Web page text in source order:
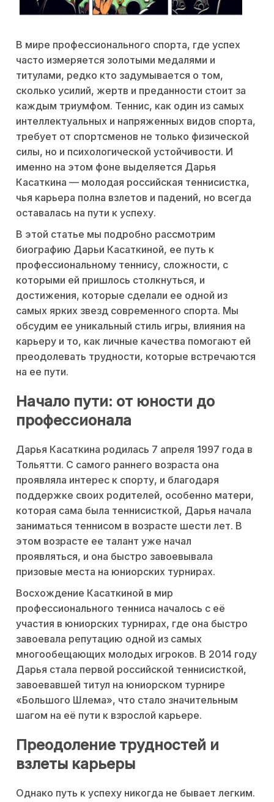
В мире профессионального спорта, где успех
часто измеряется золотыми медалями и
титулами, редко кто задумывается о том,
сколько усилий, жертв и преданности стоит за
каждым триумфом. Теннис, как один из самых
интеллектуальных и напряженных видов спорта,
требует от спортсменов не только физической
силы, но и психологической устойчивости. И
именно на этом фоне выделяется Дарья
Касаткина — молодая российская теннисистка,
чья карьера полна взлетов и падений, но всегда
оставалась на пути к успеху.
В этой статье мы подробно рассмотрим
биографию Дарьи Касаткиной, ее путь к
профессиональному теннису, сложности, с
которыми ей пришлось столкнуться, и
достижения, которые сделали ее одной из
самых ярких звезд современного спорта. Мы
обсудим ее уникальный стиль игры, влияния на
карьеру и то, как личные качества помогают ей
преодолевать трудности, которые встречаются
на ее пути.
Начало пути: от юности до
профессионала
Дарья Касаткина родилась 7 апреля 1997 года в
Тольятти. С самого раннего возраста она
проявляла интерес к спорту, и благодаря
поддержке своих родителей, особенно матери,
которая сама была теннисисткой, Дарья начала
заниматься теннисом в возрасте шести лет. В
этом возрасте ее талант уже начал
проявляться, и она быстро завоевывала
призовые места на юниорских турнирах.
Восхождение Касаткиной в мир
профессионального тенниса началось с её
участия в юниорских турнирах, где она быстро
завоевала репутацию одной из самых
многообещающих молодых игроков. В 2014 году
Дарья стала первой российской теннисисткой,
завоевавшей титул на юниорском турнире
«Большого Шлема», что стало значительным
шагом на её пути к взрослой карьере.
Преодоление трудностей и
взлеты карьеры
Однако путь к успеху никогда не бывает легким.